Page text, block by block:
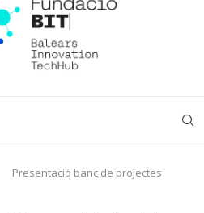
Presentació banc de projectes